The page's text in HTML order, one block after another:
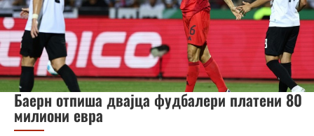
Баерн отпиша двајца фудбалери платени 80
милиони евра